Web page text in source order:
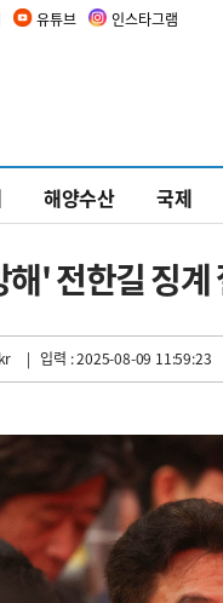
유튜브 인스타그램
해양수산 국제
해' 전한길 징
| 입력 : 2025-08-09 11:59:23